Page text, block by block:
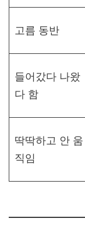
고름 동반
들어갔다 나왔
다 함
딱딱하고 안 움
직임